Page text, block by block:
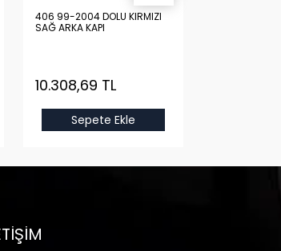
406 99-2004 DOLU KIRMIZI
SAĞ ARKA KAPI
10.308,69 TL
Sepete Ekle